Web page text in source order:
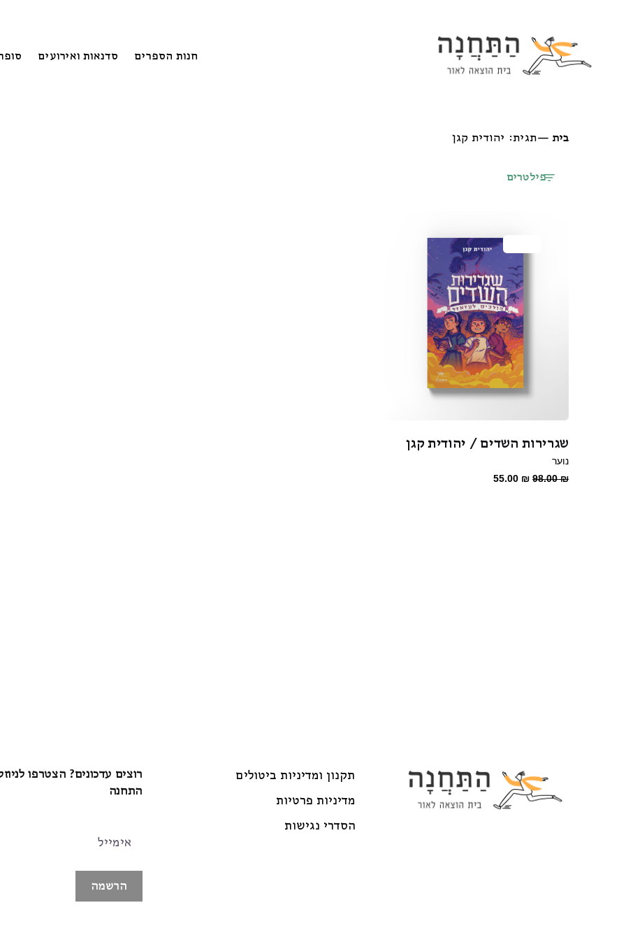
חנות הספרים סדנאות ואירועים
בית —תגית: יהודית קגן
פילטרים
שגרירות השדים / יהודית קגן
נוער
98.00₪
המחיר
55.00 ₪
המחיר
תקנון ומדיניות ביטולים
מדיניות פרטיות
הסדרי נגישות
רוצים עדכונים? הצטרפו
התחנה
הרשמה